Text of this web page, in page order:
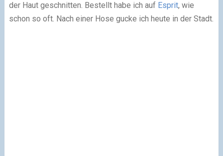
der Haut geschnitten. Bestellt habe ich auf Esprit, wie
schon so oft. Nach einer Hose gucke ich heute in der Stadt.